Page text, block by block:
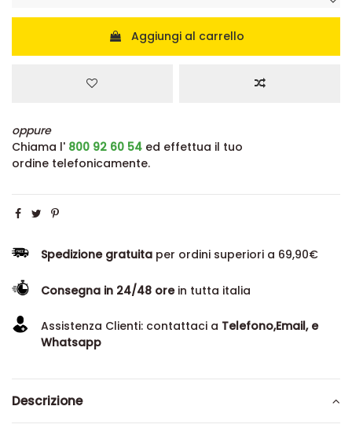
Aggiungi al carrello
oppure
Chiama l' 800 92 60 54 ed effettua il tuo
ordine telefonicamente.
Spedizione gratuita per ordini superiori a 69,90€
Consegna in 24/48 orein tutta italia
Assistenza Clienti: contattaci a Telefono,Email, e
Whatsapp
Descrizione